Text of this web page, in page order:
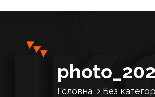
Головна Без